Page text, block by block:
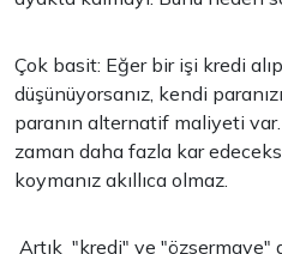
Çok basit: Eğer bir işi kredi
düşünüyorsanız, kendi
paranın alternatif maliyeti var.
zaman daha fazla kar
koymanız akıllıca olmaz.
Artık "kredi" ve "özsermaye"